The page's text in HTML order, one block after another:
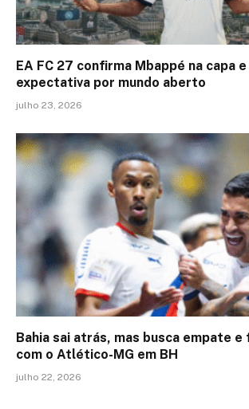
EA FC 27 confirma Mbappé na capa
expectativa por mundo aberto
julho 23, 2026
Bahia sai atrás, mas busca empate e
com o Atlético-MG em BH
julho 22, 2026